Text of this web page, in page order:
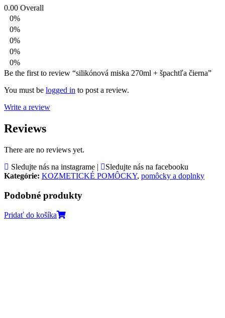
0.00 Overall
0%
0%
0%
0%
0%
Be the first to review “silikónová miska 270ml + špachtľa čierna”
You must be logged in to post a review.
Write a review
Reviews
There are no reviews yet.
Sledujte nás na instagrame |
Sledujte nás na facebooku
Kategórie: KOZMETICKÉ POMÔCKY, pomôcky a doplnky
Podobné produkty
Pridať do košíka